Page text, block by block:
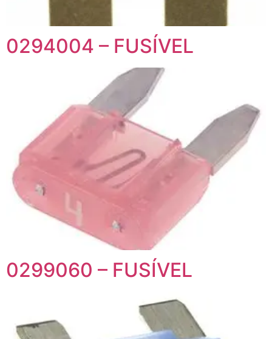
0294004 – FUSÍVEL
0299060 – FUSÍVEL